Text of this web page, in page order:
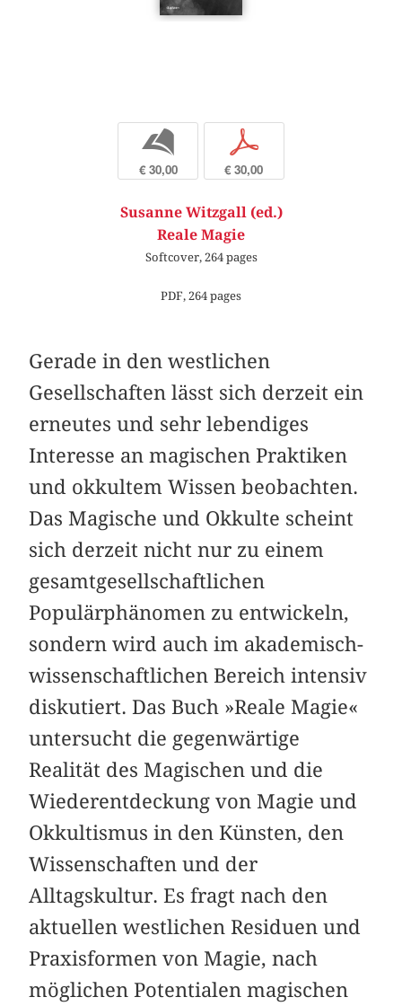
b
€ 30,00
p
€ 30,00
Susanne Witzgall (ed.)
Reale Magie
Softcover, 264 pages
PDF, 264 pages
Gerade in den westlichen
Gesellschaften lässt sich derzeit ein
erneutes und sehr lebendiges
Interesse an magischen Prak­tiken
und okkultem Wissen beobachten.
Das Magische und Okkulte scheint
sich derzeit nicht nur zu einem
gesamt­gesellschaftlichen
Populärphänomen zu entwickeln,
sondern wird auch im akademisch-
wissenschaftlichen Bereich intensiv
diskutiert. Das Buch »Reale Magie«
untersucht die gegenwärtige
Realität des Magischen und die
Wiederentdeckung von Magie und
Okkultismus in den Künsten, den
Wissenschaften und der
Alltagskultur. Es fragt nach den
aktuellen westlichen Residuen und
Praxisformen von Magie, nach
möglichen Potentialen magischen